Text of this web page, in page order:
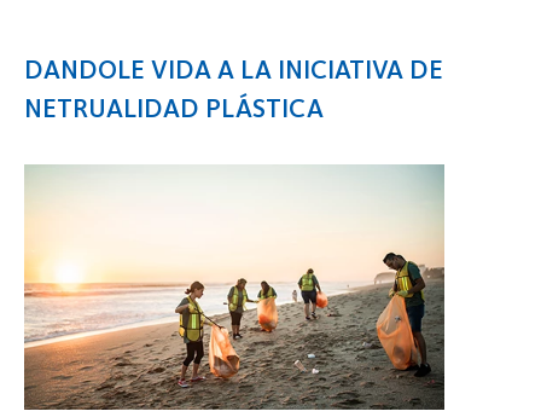
DANDOLE VIDA A LA INICIATIVA DE
NETRUALIDAD PLÁSTICA